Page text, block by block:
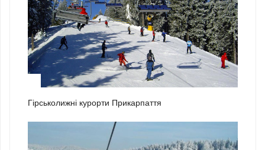
Гірськолижні курорти Прикарпаття